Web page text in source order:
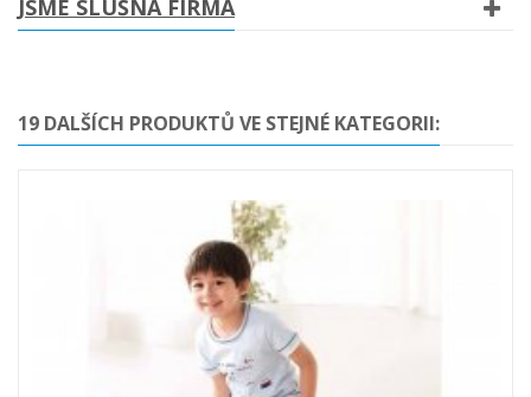
JSME SLUŠNÁ FIRMA
19 DALŠÍCH PRODUKTŮ VE STEJNÉ KATEGORII: